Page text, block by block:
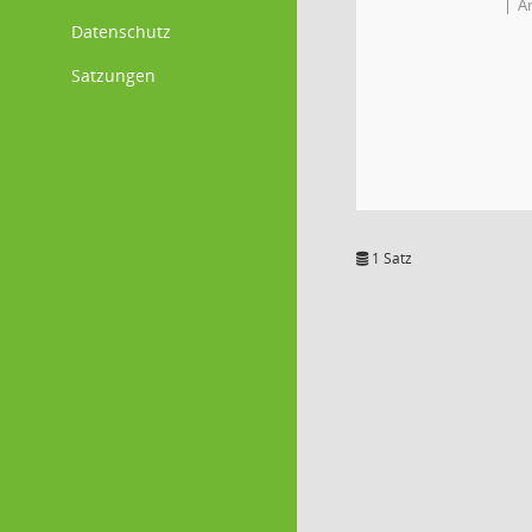
Datenschutz
Satzungen
1 Satz